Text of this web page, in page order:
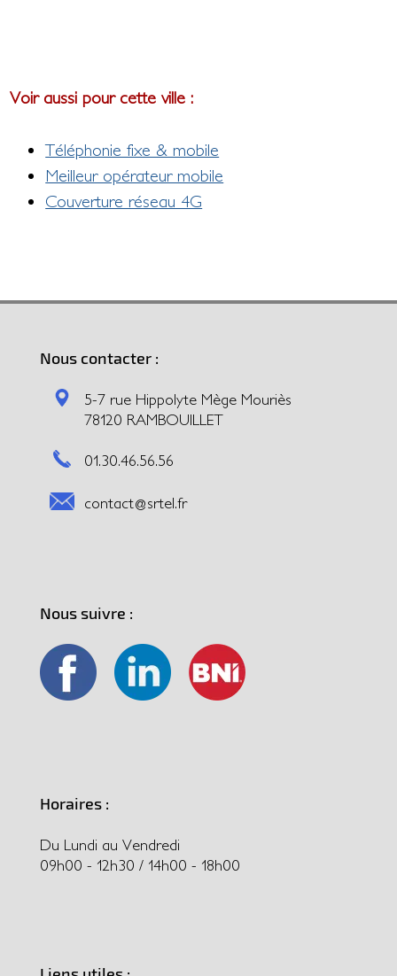
Voir aussi pour cette ville :
Téléphonie fixe & mobile
Meilleur opérateur mobile
Couverture réseau 4G
Nous contacter :
5-7 rue Hippolyte Mège Mouriès
78120 RAMBOUILLET
01.30.46.56.56
contact@srtel.fr
Nous suivre :
Horaires :
Du Lundi au Vendredi
09h00 - 12h30 / 14h00 - 18h00